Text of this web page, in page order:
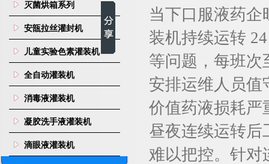
灭菌烘箱系列
安瓿拉丝灌封机
儿童实验色素灌装机
全自动灌装机
消毒液灌装机
凝胶洗手液灌装机
滴眼液灌装机
当下口服液药
装机持续运转
等问题，每班次
安排运维人员值
价值药液损耗严
昼夜连续运转后
难以把控。针对